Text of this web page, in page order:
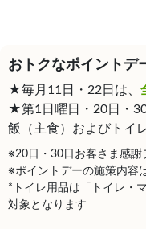
おトクなポイントデ
★毎月11日・22日は、
★第1日曜日・20日・
飯（主食）およびトイ
※20日・30日お客さま感謝
※ポイントデーの施策内容
*トイレ用品は「トイレ・
対象となります